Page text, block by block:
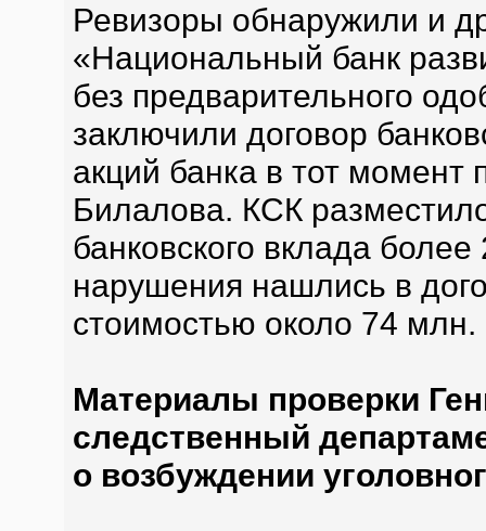
Ревизоры обнаружили и
«Национальный банк
без предварительного
заключили договор
акций банка в тот
Билалова. КСК
банковского вклада
нарушения нашлись в
стоимостью около 74 млн.
Материалы проверки
следственный
о возбуждении